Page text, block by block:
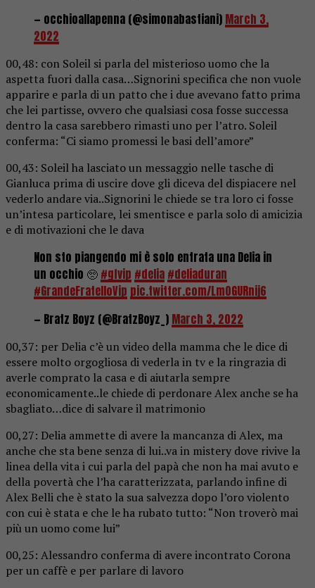
— occhioallapenna (@simonabastiani) March 3,
2022
00,48: con Soleil si parla del misterioso uomo che la
aspetta fuori dalla casa…Signorini specifica che non vuole
apparire e parla di un patto che i due avevano fatto prima
che lei partisse, ovvero che qualsiasi cosa fosse successa
dentro la casa sarebbero rimasti uno per l’atro. Soleil
conferma: “Ci siamo promessi le basi dell’amore”
00,43: Soleil ha lasciato un messaggio nelle tasche di
Gianluca prima di uscire dove gli diceva del dispiacere nel
vederlo andare via..Signorini le chiede se tra loro ci fosse
un’intesa particolare, lei smentisce e parla solo di amicizia
e di motivazioni che le dava
Non sto piangendo mi è solo entrata una Delia in
un occhio 🥺 #gfvip #delia #deliaduran
#GrandeFratelloVip pic.twitter.com/Lm0GURnij6
— Bratz Boyz (@BratzBoyz_) March 3, 2022
00,37: per Delia c’è un video della mamma che le dice di
essere molto orgogliosa di vederla in tv e la ringrazia di
averle comprato la casa e di aiutarla sempre
economicamente..le chiede di perdonare Alex anche se ha
sbagliato…dice di salvare il matrimonio
00,27: Delia ammette di avere la mancanza di Alex, ma
anche che sta bene senza di lui..va in mistery dove rivive la
linea della vita i cui parla del papà che non ha mai avuto e
della povertà che l’ha caratterizzata, parlando infine di
Alex Belli che è stato la sua salvezza dopo l’oro violento
con cui è stata e che le ha rubato tutto: “Non troverò mai
più un uomo come lui”
00,25: Alessandro conferma di avere incontrato Corona
per un caffè e per parlare di lavoro